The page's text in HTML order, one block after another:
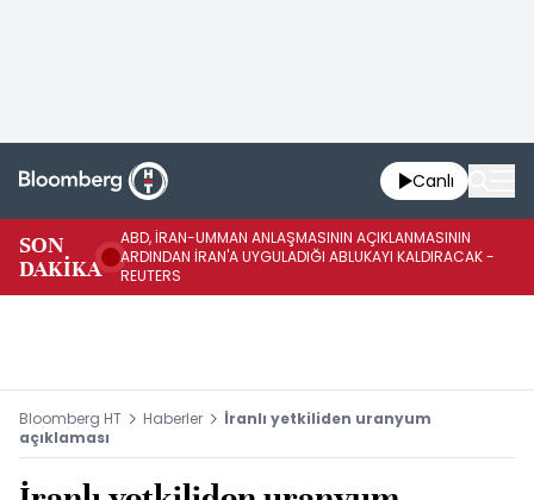
Canlı
SON
DAKİKA
ABD, İRAN-UMMAN ANLAŞMASININ AÇIKLANMASININ
ARDINDAN İRAN'A UYGULADIĞI ABLUKAYI KALDIRACAK -
REUTERS
Bloomberg HT Haberler
İranlı yetkiliden uranyum
açıklaması